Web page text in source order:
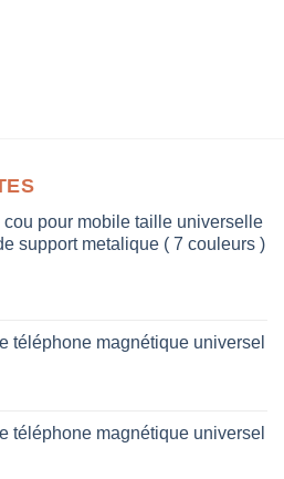
cou pour mobile taille universelle
support metalique ( 7 couleurs )
téléphone magnétique universel
téléphone magnétique universel